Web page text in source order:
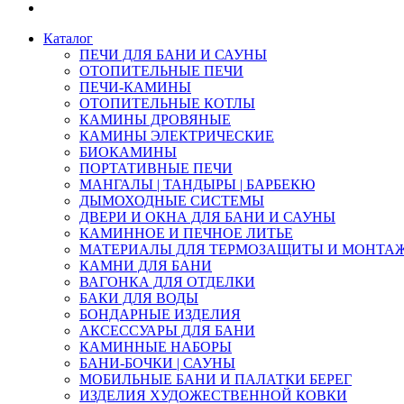
Каталог
ПЕЧИ ДЛЯ БАНИ И САУНЫ
ОТОПИТЕЛЬНЫЕ ПЕЧИ
ПЕЧИ-КАМИНЫ
ОТОПИТЕЛЬНЫЕ КОТЛЫ
КАМИНЫ ДРОВЯНЫЕ
КАМИНЫ ЭЛЕКТРИЧЕСКИЕ
БИОКАМИНЫ
ПОРТАТИВНЫЕ ПЕЧИ
МАНГАЛЫ | ТАНДЫРЫ | БАРБЕКЮ
ДЫМОХОДНЫЕ СИСТЕМЫ
ДВЕРИ И ОКНА ДЛЯ БАНИ И САУНЫ
КАМИННОЕ И ПЕЧНОЕ ЛИТЬЕ
МАТЕРИАЛЫ ДЛЯ ТЕРМОЗАЩИТЫ И
КАМНИ ДЛЯ БАНИ
ВАГОНКА ДЛЯ ОТДЕЛКИ
БАКИ ДЛЯ ВОДЫ
БОНДАРНЫЕ ИЗДЕЛИЯ
АКСЕССУАРЫ ДЛЯ БАНИ
КАМИННЫЕ НАБОРЫ
БАНИ-БОЧКИ | САУНЫ
МОБИЛЬНЫЕ БАНИ И ПАЛАТКИ БЕРЕГ
ИЗДЕЛИЯ ХУДОЖЕСТВЕННОЙ КОВКИ